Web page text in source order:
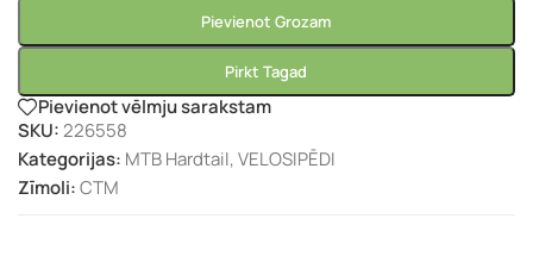
Pievienot Grozam
Pirkt Tagad
Pievienot vēlmju sarakstam
SKU:226558
Kategorijas: MTB Hardtail,VELOSIPĒDI
Zīmoli:CTM